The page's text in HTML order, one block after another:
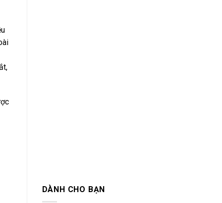
DÀNH CHO BẠN